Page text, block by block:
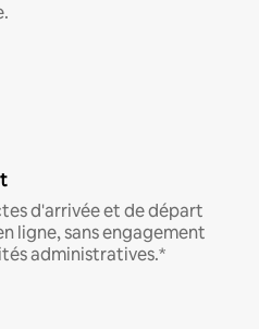
d'arrivée et de départ
ligne, sans engagement
administratives.*